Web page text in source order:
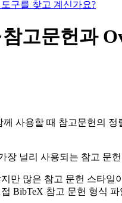
구를 찾고 계신가요?
고문헌과
사용할 때 참고문헌의 정
널리 사용되는 참고 문
만 많은 참고 문헌 스타
BibTeX 참고 문헌 형식